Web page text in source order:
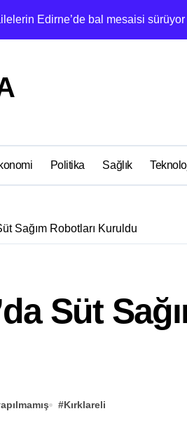
Edirne’de bal mesaisi sürüyor
Politika Sağlık
Sağım Robotları Kuruldu
Süt
#Kırklareli